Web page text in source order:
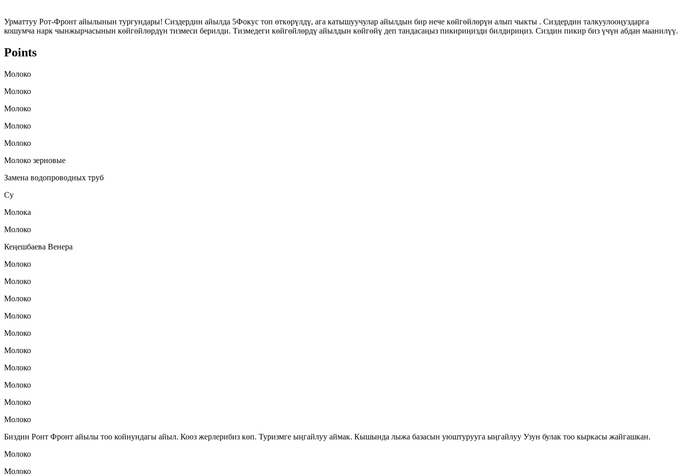
Урматтуу Рот-Фронт айылынын тургундары! Сиздердин айылда 5Фокус топ өткөрүлдү, ага катышуучулар айылдын бир нече көйгөйлөрүн алып чыкты . Сиздердин талкуулооңуздарга
кошумча нарк чынжырчасынын көйгөйлөрдүн тизмеси берилди. Тизмедеги көйгөйлөрдү айылдын көйгөйү деп тандасаңыз пикириңизди билдириңиз. Сиздин пикир биз үчүн абдан маанилүү.
Points
Молоко
Молоко
Молоко
Молоко
Молоко
Молоко зерновые
Замена водопроводных труб
Су
Молока
Молоко
Кеңешбаева Венера
Молоко
Молоко
Молоко
Молоко
Молоко
Молоко
Молоко
Молоко
Молоко
Молоко
Биздин Ронт Фронт айылы тоо койнундагы айыл. Кооз жерлерибиз көп. Туризмге ыңгайлуу аймак. Кышында лыжа базасын уюштурууга ыңгайлуу Узун булак тоо кыркасы жайгашкан.
Молоко
Молоко